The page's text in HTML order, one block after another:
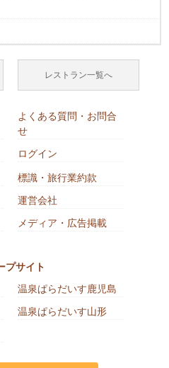
レストラン一覧へ
よくある質問・お問合
せ
ログイン
標識・旅行業約款
運営会社
メディア・広告掲載
プサイト
温泉ぱらだいす鹿児島
温泉ぱらだいす山形